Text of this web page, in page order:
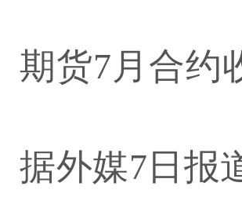
期货7月合约
据外媒7日报